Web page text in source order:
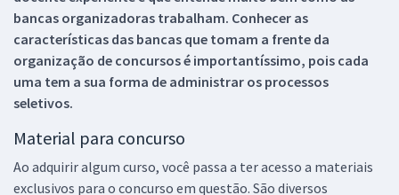
bancas organizadoras trabalham. Conhecer as
características das bancas que tomam a frente da
organização de concursos é importantíssimo, pois cada
uma tem a sua forma de administrar os processos
seletivos.
Material para concurso
Ao adquirir algum curso, você passa a ter acesso a materiais
exclusivos para o concurso em questão. São diversos